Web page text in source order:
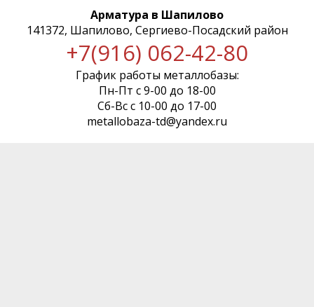
Арматура в Шапилово
141372, Шапилово, Сергиево-Посадский район
+7(916) 062-42-80
График работы металлобазы:
Пн-Пт с 9-00 до 18-00
Сб-Вс с 10-00 до 17-00
metallobaza-td@yandex.ru